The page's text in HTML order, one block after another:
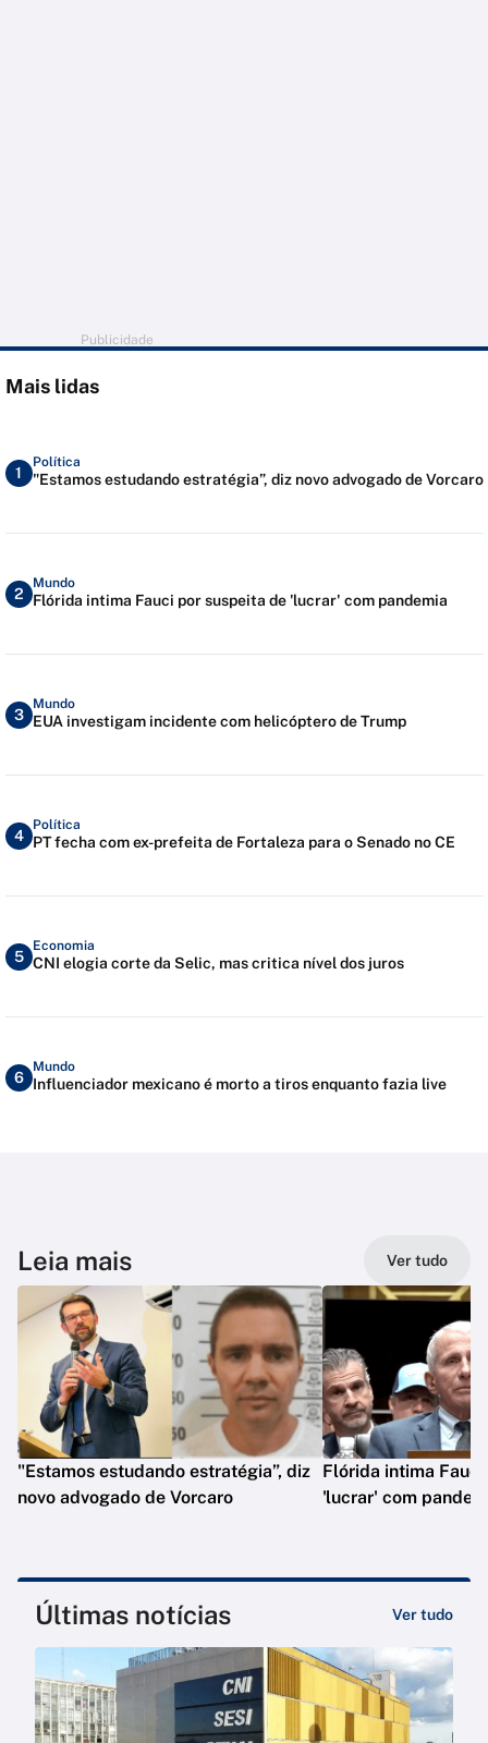
Publicidade
Mais lidas
1
Política
"Estamos estudando estratégia”, diz novo advogado de Vorcaro
2
Mundo
Flórida intima Fauci por suspeita de 'lucrar' com pandemia
3
Mundo
EUA investigam incidente com helicóptero de Trump
4
Política
PT fecha com ex-prefeita de Fortaleza para o Senado no CE
5
Economia
CNI elogia corte da Selic, mas critica nível dos juros
6
Mundo
Influenciador mexicano é morto a tiros enquanto fazia live
Leia mais Ver tudo
"Estamos estudando estratégia”, diz
novo advogado de Vorcaro
Flórida intima
'lucrar' com
Últimas notícias Ver tudo